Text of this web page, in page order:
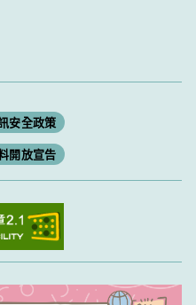
安全政策
開放宣告